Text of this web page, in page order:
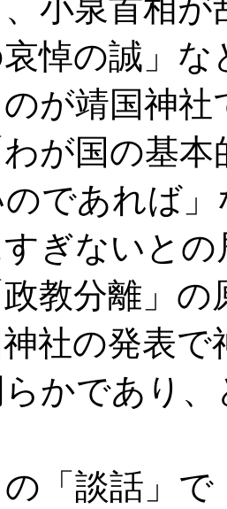
小泉首相が
悼の誠」
が靖国神
が国の基
であれば
ぎないと
教分離」の
社の発表
かであり
「談話」で